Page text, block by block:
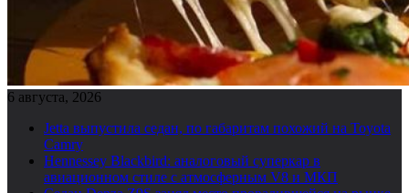
6 августа, 2026
Jetta выпустила седан, по габаритам похожий на Toyota
Camry
Hennessey Blackbird: аналоговый суперкар в
авиационном стиле с атмосферным V8 и МКП